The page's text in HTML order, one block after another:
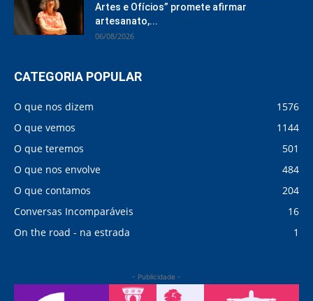
Artes e Ofícios” promete afirmar
artesanato,...
06/08/2026
CATEGORIA POPULAR
O que nos dizem
1576
O que vemos
1144
O que teremos
501
O que nos envolve
484
O que contamos
204
Conversas Incomparáveis
16
On the road - na estrada
1
- Publicidade -